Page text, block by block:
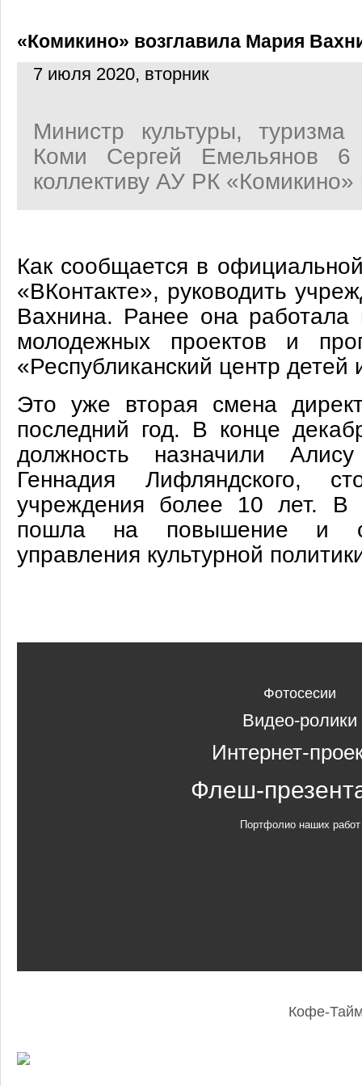
«Комикино» возглавила Мария
7 июля 2020, вторник
Министр культуры,
Коми Сергей Емельянов 6
коллективу АУ РК «Комикино»
Как сообщается в
«ВКонтакте», руководить
Вахнина. Ранее она работала
молодежных проектов и
«Республиканский центр
Это уже вторая смена
последний год. В конце
должность назначили
Геннадия Лифляндского,
учреждения более 10 лет.
пошла на повышение и
управления культурной
Фотосесии
Видео-ролики
Интернет-
Флеш-
Портфолио наших работ
Кофе-